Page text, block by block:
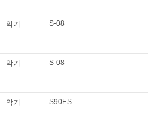
악기 S-08
악기 S-08
악기 S90ES